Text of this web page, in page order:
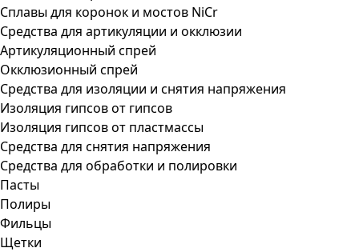
Сплавы для коронок и мостов NiCr
Средства для артикуляции и окклюзии
Артикуляционный спрей
Окклюзионный спрей
Средства для изоляции и снятия напряжения
Изоляция гипсов от гипсов
Изоляция гипсов от пластмассы
Средства для снятия напряжения
Средства для обработки и полировки
Пасты
Полиры
Фильцы
Щетки